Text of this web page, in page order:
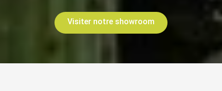
Visiter notre showroom